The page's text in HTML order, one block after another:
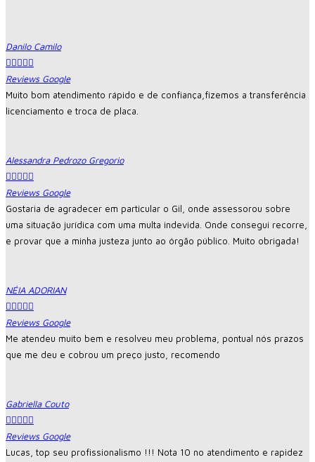
Danilo Camilo

Reviews Google
Muito bom atendimento rápido e de confiança,fizemos a transferência
licenciamento e troca de placa.
Alessandra Pedrozo Gregorio

Reviews Google
Gostaria de agradecer em particular o Gil, onde assessorou sobre
uma situação jurídica com uma multa indevida. Onde consegui recorre,
e provar que a minha justeza junto ao órgão público. Muito obrigada!
NÉIA ADORIAN

Reviews Google
Me atendeu muito bem e resolveu meu problema, pontual nós prazos
que me deu e cobrou um preço justo, recomendo
Gabriella Couto

Reviews Google
Lucas, top seu profissionalismo !!! Nota 10 no atendimento e rapidez